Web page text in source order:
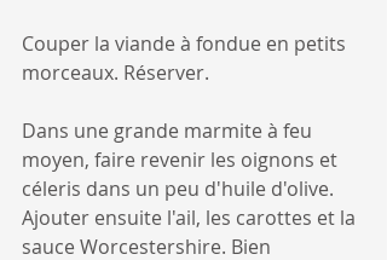
Couper la viande à fondue en petits
morceaux. Réserver.
Dans une grande marmite à feu
moyen, faire revenir les oignons et
céleris dans un peu d'huile d'olive.
Ajouter ensuite l'ail, les carottes et la
sauce Worcestershire. Bien